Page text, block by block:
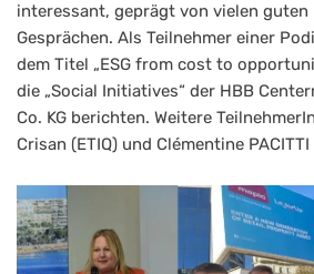
interessant, geprägt von vielen
Gesprächen. Als Teilnehmer einer
dem Titel „ESG from cost to
die „Social Initiatives“ der HBB
Co. KG berichten. Weitere
Crisan (ETIQ) und Clémentine PACITTI